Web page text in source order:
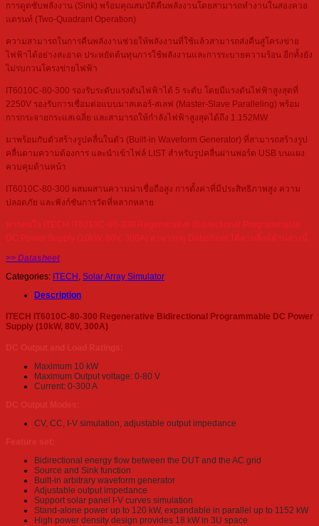
การดูดซับพลังงาน (Sink) พร้อมคุณสมบัติคืนพลังงานโดยสามารถทำงานในสองควอ
แดรนท์ (Two-Quadrant Operation)
ความสามารถในการคืนพลังงานช่วยให้พลังงานที่ใช้แล้วสามารถส่งคืนสู่โครงข่าย
ไฟฟ้าได้อย่างสะอาด ประหยัดต้นทุนการใช้พลังงานและการระบายความร้อน อีกทั้งยัง
ไม่รบกวนโครงข่ายไฟฟ้า
IT6010C-80-300 รองรับระดับแรงดันไฟฟ้าได้ 5 ระดับ โดยมีแรงดันไฟฟ้าสูงสุดที่
2250V รองรับการเชื่อมต่อแบบมาสเตอร์-สเลฟ (Master-Slave Paralleling) พร้อม
การกระจายกระแสเฉลี่ย และสามารถให้กำลังไฟฟ้าสูงสุดได้ถึง 1.152MW
มาพร้อมกับตัวสร้างรูปคลื่นในตัว (Built-in Waveform Generator) ที่สามารถสร้างรูป
คลื่นตามความต้องการ และนำเข้าไฟล์ LIST สำหรับรูปคลื่นผ่านพอร์ต USB บนแผง
ควบคุมด้านหน้า
IT6010C-80-300 ผสมผสานความน่าเชื่อถือสูง การตั้งค่าที่มีประสิทธิภาพสูง ความ
ปลอดภัย และฟังก์ชันการวัดที่หลากหลาย
หากสนใจ ITECH IT6010C-80-300 Regenerative Bidirectional Programmable
DC Power Supply (10kW, 80V, 300A) สามารถดู Datasheet ได้ตามลิ้งค์ด้านล่างนี้
>> Datasheet
Categories: ITECH , Solar Array Simulator
Description
ITECH IT6010C-80-300 Regenerative Bidirectional Programmable DC Power
Supply (10kW, 80V, 300A)
Maximum 10 kW
Maximum Output voltage: 0-80 V
Current: 0-300 A
CV, CC, I-V simulation, adjustable output impedance
Bidirectional energy flow between the DUT and the AC grid
Source and Sink function
Built-in arbitrary waveform generator
Adjustable output impedance
Support solar panel I-V curves simulation
Stand-alone power up to 120 kW, expandable in parallel up to 1152 kW
High power density design provides 18 kW in 3U space